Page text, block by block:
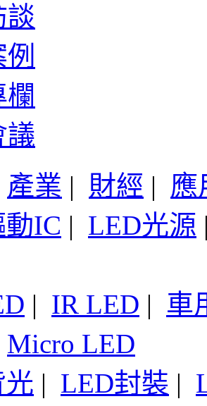
談
議
產業 | 財經 | 應
IC | LED光源
| IR LED | 車
Micro LED
| LED封裝 |